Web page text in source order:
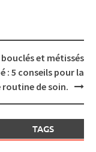
bouclés et métissés
: 5 conseils pour la
routine de soin.
TAGS